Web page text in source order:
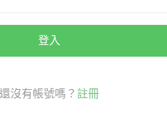
後面排隊。）
登入
還沒有帳號嗎？ 註冊